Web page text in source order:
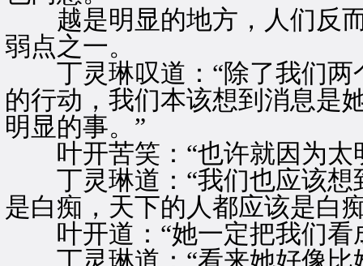
越是明显的地方，人们反而
弱点之一。
丁灵琳叹道：“除了我们两
的行动，我们本该想到消息是
明显的事。”
叶开苦笑：“也许就因为太
丁灵琳道：“我们也应该想
是白痴，天下的人都应该是白
叶开道：“她一定把我们看